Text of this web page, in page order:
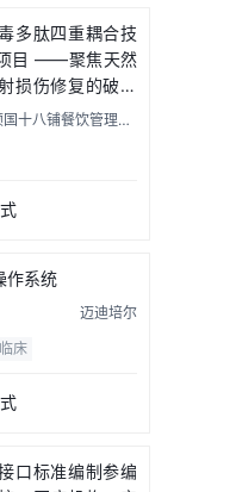
多肽四重耦合技
天然
损伤修复的破局
十八铺餐饮管理有
作系统
迈迪培尔
床
口标准编制参编